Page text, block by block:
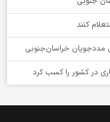
کنند
در کشور را کسب کرد